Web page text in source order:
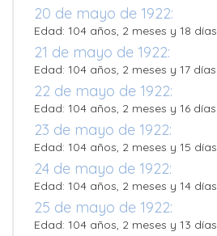
20 de mayo de 1922:
Edad: 104 años, 2 meses y 18 días
21 de mayo de 1922:
Edad: 104 años, 2 meses y 17 días
22 de mayo de 1922:
Edad: 104 años, 2 meses y 16 días
23 de mayo de 1922:
Edad: 104 años, 2 meses y 15 días
24 de mayo de 1922:
Edad: 104 años, 2 meses y 14 días
25 de mayo de 1922:
Edad: 104 años, 2 meses y 13 días